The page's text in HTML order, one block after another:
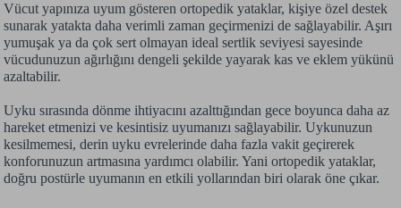
Vücut yapınıza uyum gösteren ortopedik yataklar, kişiye özel destek
sunarak yatakta daha verimli zaman geçirmenizi de sağlayabilir. Aşırı
yumuşak ya da çok sert olmayan ideal sertlik seviyesi sayesinde
vücudunuzun ağırlığını dengeli şekilde yayarak kas ve eklem yükünü
azaltabilir.
Uyku sırasında dönme ihtiyacını azalttığından gece boyunca daha az
hareket etmenizi ve kesintisiz uyumanızı sağlayabilir. Uykunuzun
kesilmemesi, derin uyku evrelerinde daha fazla vakit geçirerek
konforunuzun artmasına yardımcı olabilir. Yani ortopedik yataklar,
doğru postürle uyumanın en etkili yollarından biri olarak öne çıkar.